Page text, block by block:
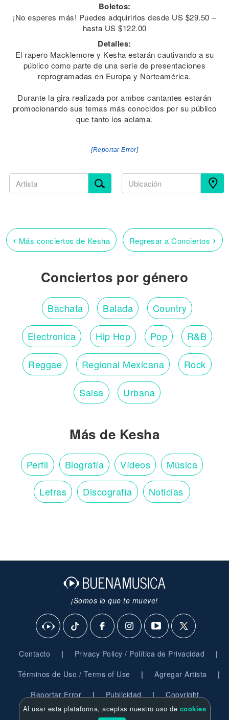
Boletos:
¡No esperes más! Puedes adquirirlos desde US $29.50 –
hasta US $122.00
Detalles:
El rapero Macklemore y Kesha estarán cautivando a su
público como parte de una serie de presentaciones
reprogramadas en Europa y Norteamérica.
Durante la gira realizada por ambos cantantes estarán
promocionando sus temas más conocidos por su público
que tanto los aclama.
[Reportar Error]
‹ Más conciertos de Kesha Regresar a Conciertos ›
Conciertos por género
Bachata Balada Country
Electronica Hip Hop Pop R&B
Reggae Regional Mexicana Rock
Salsa Urbana
Más de Kesha
Perfil Biografía Vídeos Música
Letras Discografía Noticias
¡Somos lo que te mueve!
Contacto | Privacy Policy / Política de Privacidad |
Términos de Uso / Terms of Use | Agregar Artista |
Reportar Error | Publicidad | Copyright
Al usar esta plataforma, aceptas nuestro uso de cookies